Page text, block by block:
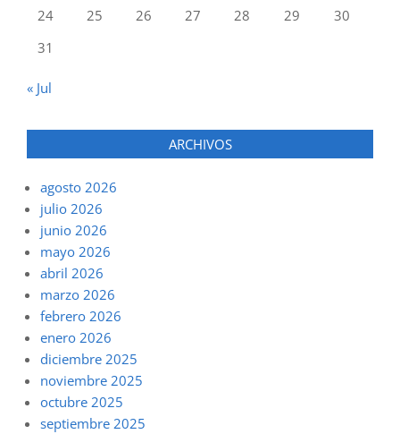
24
25 26 27 28 29
30
31
« Jul
ARCHIVOS
agosto 2026
julio 2026
junio 2026
mayo 2026
abril 2026
marzo 2026
febrero 2026
enero 2026
diciembre 2025
noviembre 2025
octubre 2025
septiembre 2025